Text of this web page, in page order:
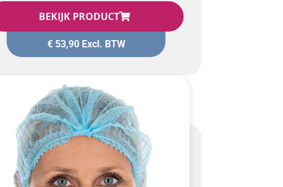
BEKIJK PRODUCT
€53,90Excl. BTW